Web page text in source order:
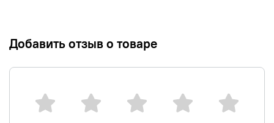
Добавить отзыв о товаре